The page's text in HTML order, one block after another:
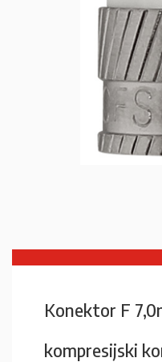
Konektor F
kompresijski